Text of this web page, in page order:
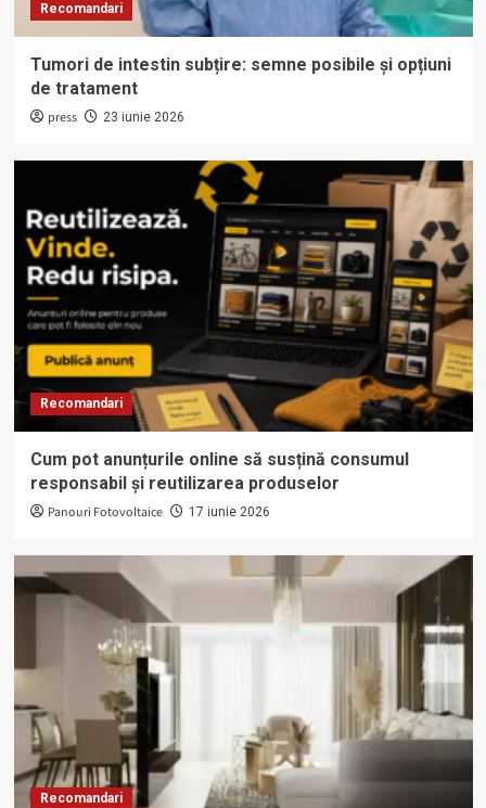
Recomandari
Tumori de intestin subțire: semne posibile și opțiuni
de tratament
press 23 iunie 2026
Recomandari
Cum pot anunțurile online să susțină consumul
responsabil și reutilizarea produselor
Panouri Fotovoltaice 17 iunie 2026
Recomandari